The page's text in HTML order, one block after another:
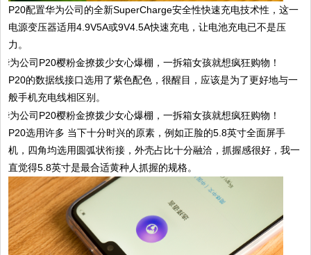
P20配置华为公司的全新SuperCharge安全性快速充电技术性，这一
电源变压器适用4.9V5A或9V4.5A快速充电，让电池充电已不是压
力。
P20的数据线接口选用了紫色配色，很醒目，应该是为了更好地与一
般手机充电线相区别。
P20选用许多 当下十分时兴的原素，例如正脸的5.8英寸全面屏手
机，四角均选用圆弧状衔接，外壳占比十分融洽，抓握感很好，我一
直觉得5.8英寸是最合适黄种人抓握的规格。